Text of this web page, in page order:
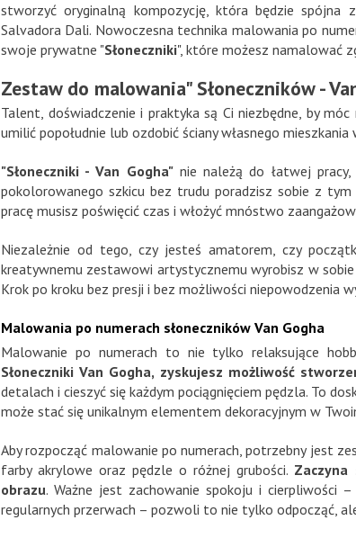
stworzyć oryginalną kompozycję, która będzie
Salvadora Dali. Nowoczesna technika malowania po
swoje prywatne "Słoneczniki", które możesz namalować
Zestaw do malowania" Słoneczników -
Talent, doświadczenie i praktyka są Ci niezbędne, by
umilić popołudnie lub ozdobić ściany własnego
"Słoneczniki - Van Gogha"nie należą do łatwej pracy,
pokolorowanego szkicu bez trudu poradzisz sobie z
pracę musisz poświęcić czas i włożyć mnóstwo
Niezależnie od tego, czy jesteś amatorem, czy
kreatywnemu zestawowi artystycznemu wyrobisz w
Krok po kroku bez presji i bez możliwości niepowodzenia
Malowania po numerach słoneczników Van Gogha
Malowanie po numerach to nie tylko relaksujące
Słoneczniki Van Gogha, zyskujesz możliwość
detalach i cieszyć się każdym pociągnięciem pędzla. To
może stać się unikalnym elementem dekoracyjnym w
Aby rozpocząć malowanie po numerach, potrzebny jest
farby akrylowe oraz pędzle o różnej grubości.
obrazu. Ważne jest zachowanie spokoju i cierpliwości
regularnych przerwach – pozwoli to nie tylko odpocząć,